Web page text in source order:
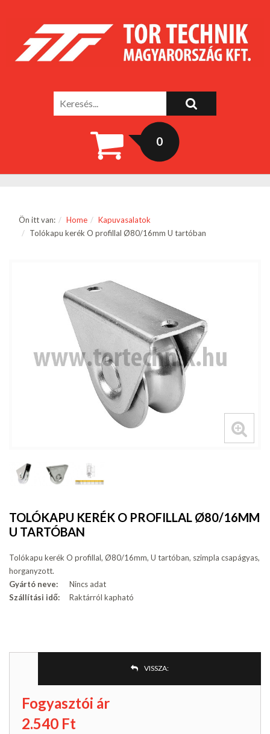
0
Ön itt van: Home
Kapuvasalatok
Tolókapu kerék O profillal Ø80/16mm U tartóban
TOLÓKAPU KERÉK O PROFILLAL Ø80/16MM
U TARTÓBAN
Tolókapu kerék O profillal, Ø80/16mm, U tartóban, szimpla csapágyas,
horganyzott.
Gyártó neve:
Nincs adat
Szállítási idő:
Raktárról kapható
VISSZA:
Fogyasztói ár
2.540 Ft